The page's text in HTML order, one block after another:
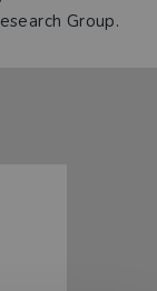
Group.